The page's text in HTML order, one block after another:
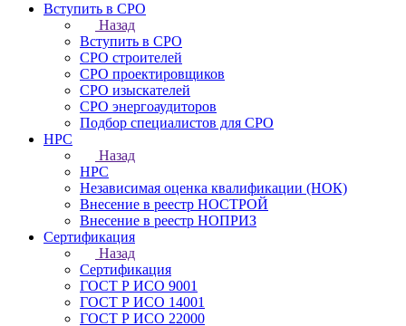
Вступить в СРО
Назад
Вступить в СРО
СРО строителей
СРО проектировщиков
СРО изыскателей
СРО энергоаудиторов
Подбор специалистов для СРО
НРС
Назад
НРС
Независимая оценка квалификации (НОК)
Внесение в реестр НОСТРОЙ
Внесение в реестр НОПРИЗ
Сертификация
Назад
Сертификация
ГОСТ Р ИСО 9001
ГОСТ Р ИСО 14001
ГОСТ Р ИСО 22000